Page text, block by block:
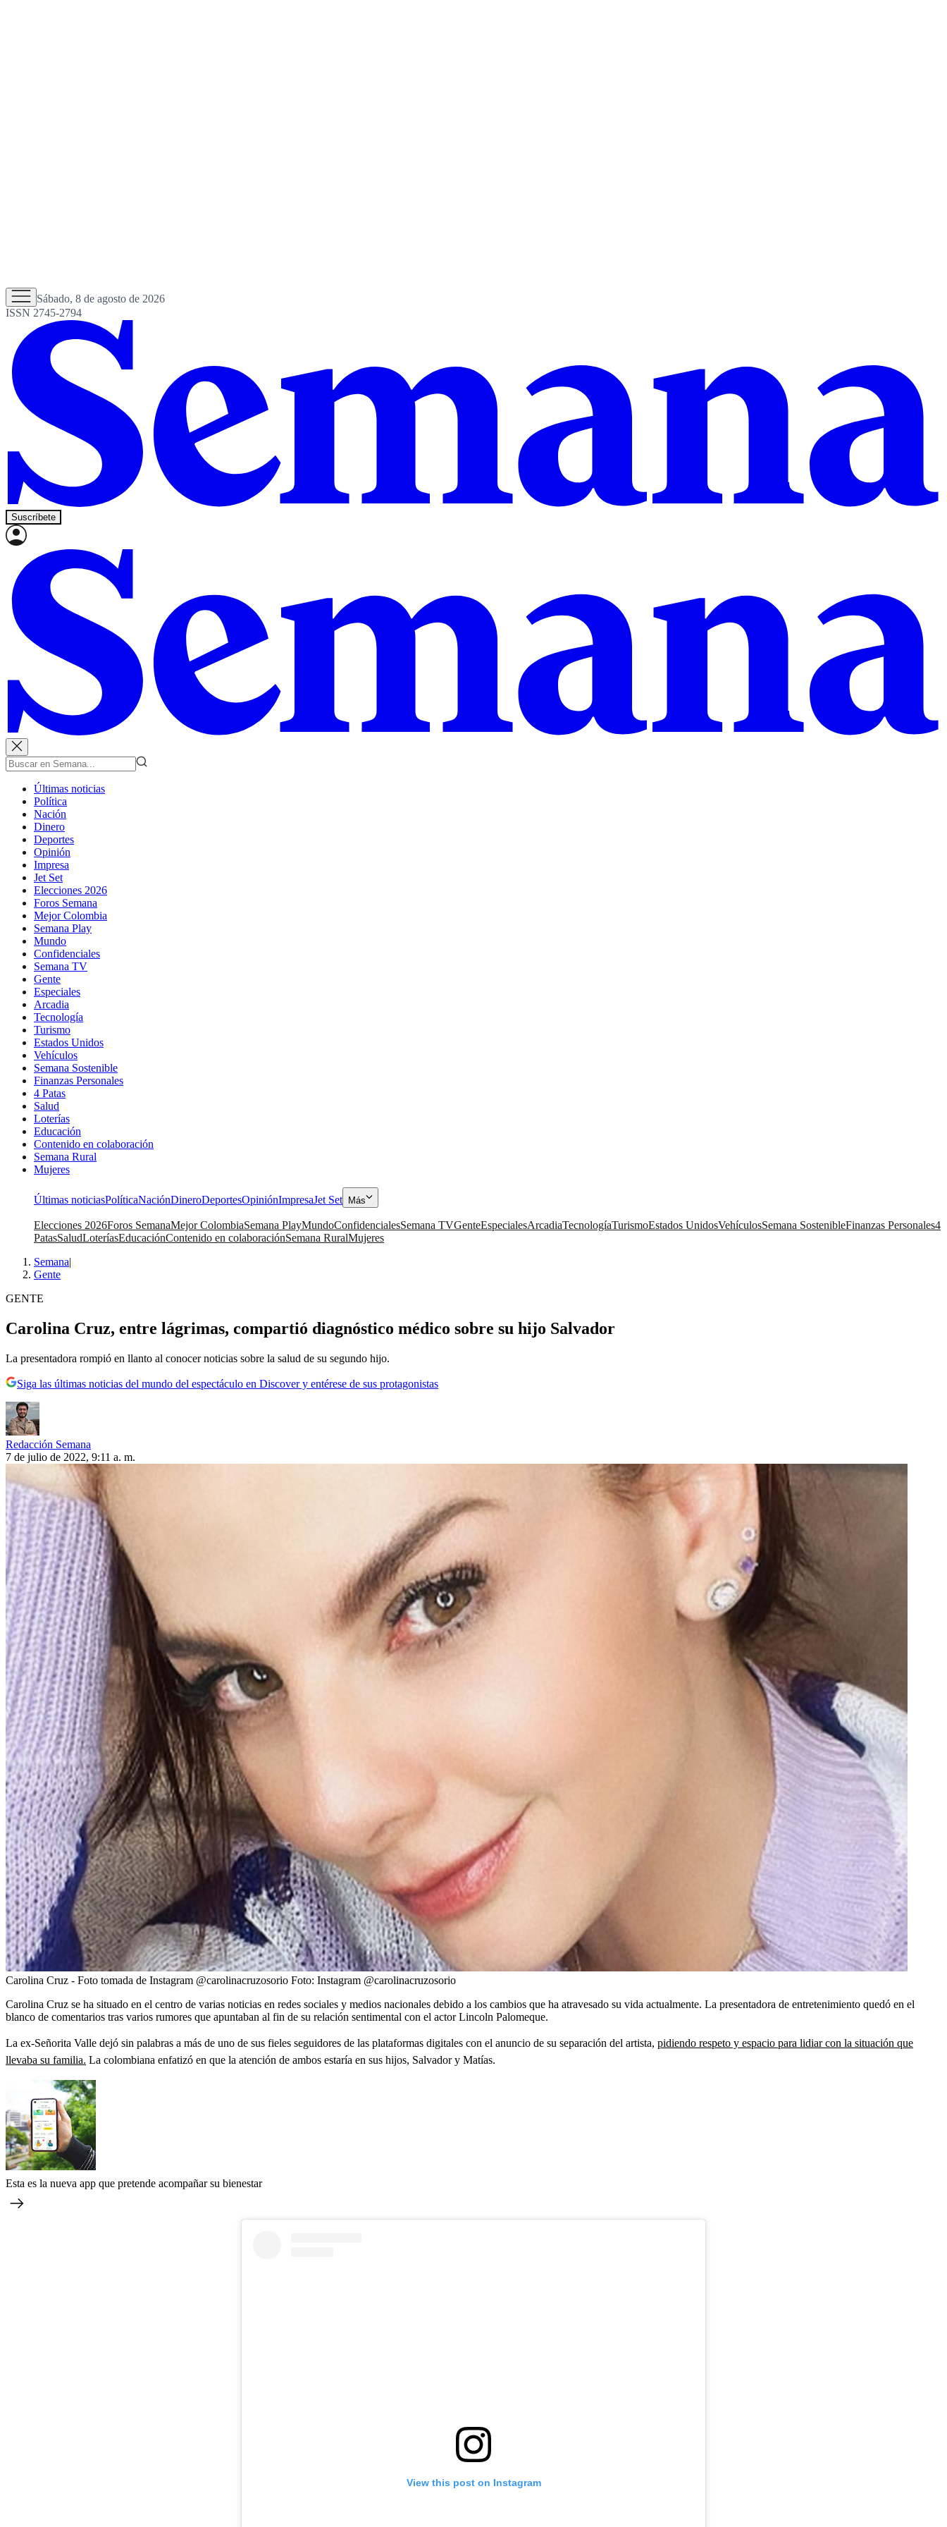
Sábado, 8 de agosto de 2026
ISSN 2745-2794
Suscríbete
Últimas noticias
Política
Nación
Dinero
Deportes
Opinión
Impresa
Jet Set
Elecciones 2026
Foros Semana
Mejor Colombia
Semana Play
Mundo
Confidenciales
Semana TV
Gente
Especiales
Arcadia
Tecnología
Turismo
Estados Unidos
Vehículos
Semana Sostenible
Finanzas Personales
4 Patas
Salud
Loterías
Educación
Contenido en colaboración
Semana Rural
Mujeres
Últimas noticiasPolíticaNaciónDineroDeportesOpiniónImpresaJet Set Más
Elecciones 2026Foros SemanaMejor ColombiaSemana PlayMundoConfidencialesSemana TVGenteEspecialesArcadiaTecnologíaTurismoEstados UnidosVehículosSemana SostenibleFinanzas Personales4
PatasSaludLoteríasEducaciónContenido en colaboraciónSemana RuralMujeres
Semana|
Gente
GENTE
Carolina Cruz, entre lágrimas, compartió diagnóstico médico sobre su hijo Salvador
La presentadora rompió en llanto al conocer noticias sobre la salud de su segundo hijo.
Siga las últimas noticias del mundo del espectáculo en Discover y entérese de sus protagonistas
Redacción Semana
7 de julio de 2022, 9:11 a. m.
Carolina Cruz - Foto tomada de Instagram @carolinacruzosorio Foto: Instagram @carolinacruzosorio
Carolina Cruz se ha situado en el centro de varias noticias en redes sociales y medios nacionales debido a los cambios que ha atravesado su vida actualmente. La presentadora de entretenimiento quedó en el
blanco de comentarios tras varios rumores que apuntaban al fin de su relación sentimental con el actor Lincoln Palomeque.
La ex-Señorita Valle dejó sin palabras a más de uno de sus fieles seguidores de las plataformas digitales con el anuncio de su separación del artista, pidiendo respeto y espacio para lidiar con la situación que
llevaba su familia. La colombiana enfatizó en que la atención de ambos estaría en sus hijos, Salvador y Matías.
Esta es la nueva app que pretende acompañar su bienestar
View this post on Instagram